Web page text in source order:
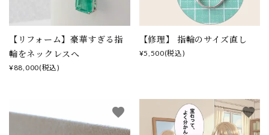
【リフォーム】豪華すぎる指
輪をネックレスへ
¥88,000(税込)
【修理】 指輪のサイズ直し
¥5,500(税込)
favorite favorite